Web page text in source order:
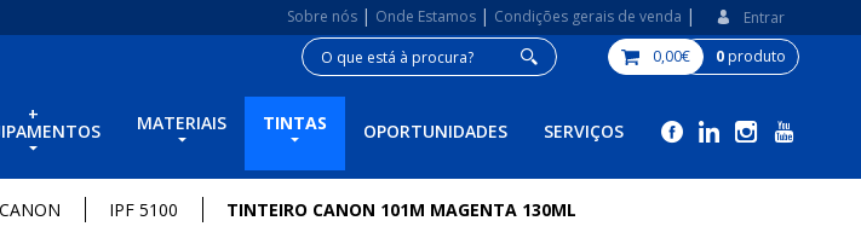
Sobre nós | Onde Estamos | Condições gerais de venda |
Entrar
0,00€
0 produto
+ MATERIAIS TINTAS OPORTUNIDADES SERVIÇOS
IPF 5100 TINTEIRO CANON 101M MAGENTA 130ML